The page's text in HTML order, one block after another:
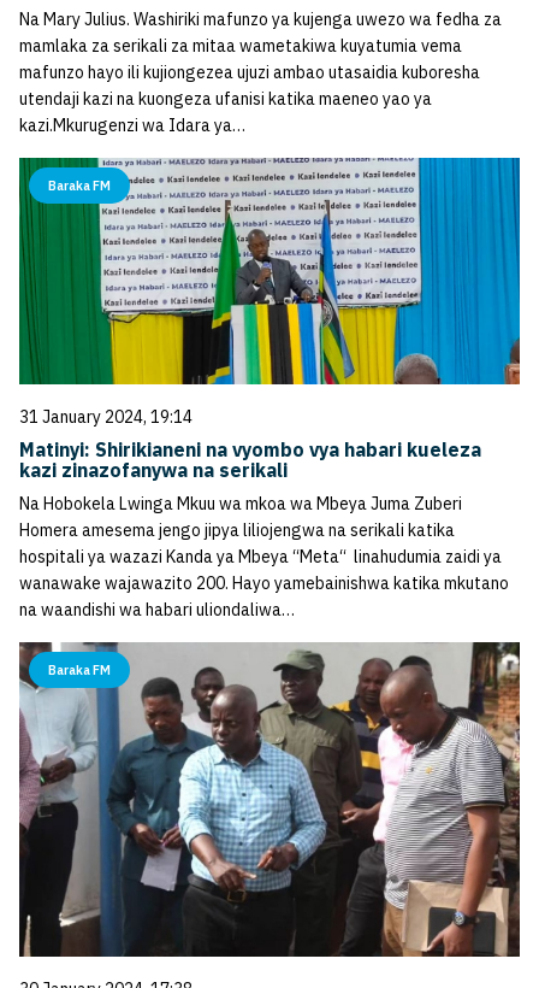
Na Mary Julius. Washiriki mafunzo ya kujenga uwezo wa fedha za
mamlaka za serikali za mitaa wametakiwa kuyatumia vema
mafunzo hayo ili kujiongezea ujuzi ambao utasaidia kuboresha
utendaji kazi na kuongeza ufanisi katika maeneo yao ya
kazi.Mkurugenzi wa Idara ya…
Baraka FM
31 January 2024, 19:14
Matinyi: Shirikianeni na vyombo vya habari kueleza
kazi zinazofanywa na serikali
Na Hobokela Lwinga Mkuu wa mkoa wa Mbeya Juma Zuberi
Homera amesema jengo jipya liliojengwa na serikali katika
hospitali ya wazazi Kanda ya Mbeya “Meta“ linahudumia zaidi ya
wanawake wajawazito 200. Hayo yamebainishwa katika mkutano
na waandishi wa habari uliondaliwa…
Baraka FM